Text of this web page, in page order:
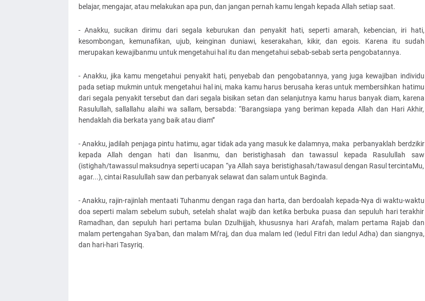
belajar, mengajar, atau melakukan apa pun, dan jangan pernah kamu lengah kepada Allah setiap saat.
- Anakku, sucikan dirimu dari segala keburukan dan penyakit hati, seperti amarah, kebencian, iri hati,
kesombongan, kemunafikan, ujub, keinginan duniawi, keserakahan, kikir, dan egois. Karena itu sudah
merupakan kewajibanmu untuk mengetahui hal itu dan mengetahui sebab-sebab serta pengobatannya.
- Anakku, jika kamu mengetahui penyakit hati, penyebab dan pengobatannya, yang juga kewajiban individu
pada setiap mukmin untuk mengetahui hal ini, maka kamu harus berusaha keras untuk membersihkan hatimu
dari segala penyakit tersebut dan dari segala bisikan setan dan selanjutnya kamu harus banyak diam, karena
Rasulullah, sallallahu alaihi wa sallam, bersabda: “Barangsiapa yang beriman kepada Allah dan Hari Akhir,
hendaklah dia berkata yang baik atau diam”
- Anakku, jadilah penjaga pintu hatimu, agar tidak ada yang masuk ke dalamnya, maka perbanyaklah berdzikir
kepada Allah dengan hati dan lisanmu, dan beristighasah dan tawassul kepada Rasulullah saw
(istighah/tawassul maksudnya seperti ucapan “ya Allah saya beristighasah/tawasul dengan Rasul tercintaMu,
agar...), cintai Rasulullah saw dan perbanyak selawat dan salam untuk Baginda.
- Anakku, rajin-rajinlah mentaati Tuhanmu dengan raga dan harta, dan berdoalah kepada-Nya di waktu-waktu
doa seperti malam sebelum subuh, setelah shalat wajib dan ketika berbuka puasa dan sepuluh hari terakhir
Ramadhan, dan sepuluh hari pertama bulan Dzulhijjah, khususnya hari Arafah, malam pertama Rajab dan
malam pertengahan Sya'ban, dan malam Mi’raj, dan dua malam Ied (Iedul Fitri dan Iedul Adha) dan siangnya,
dan hari-hari Tasyriq.